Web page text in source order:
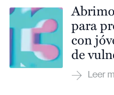
para
con
de